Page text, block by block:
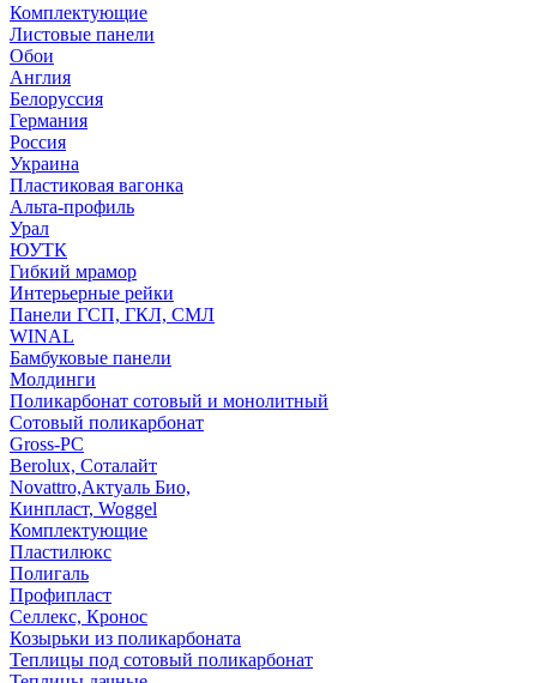
Комплектующие
Листовые панели
Обои
Англия
Белоруссия
Германия
Россия
Украина
Пластиковая вагонка
Альта-профиль
Урал
ЮУТК
Гибкий мрамор
Интерьерные рейки
Панели ГСП, ГКЛ, СМЛ
WINAL
Бамбуковые панели
Молдинги
Поликарбонат сотовый и монолитный
Сотовый поликарбонат
Gross-PC
Berolux, Соталайт
Novattro,Актуаль Био,
Кинпласт, Woggel
Комплектующие
Пластилюкс
Полигаль
Профипласт
Селлекс, Кронос
Козырьки из поликарбоната
Теплицы под сотовый поликарбонат